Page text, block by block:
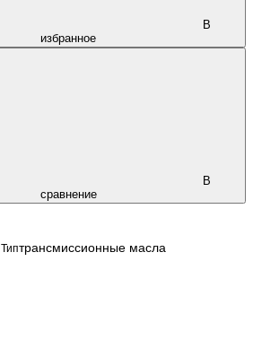
В
избранное
В
сравнение
Типтрансмиссионные масла